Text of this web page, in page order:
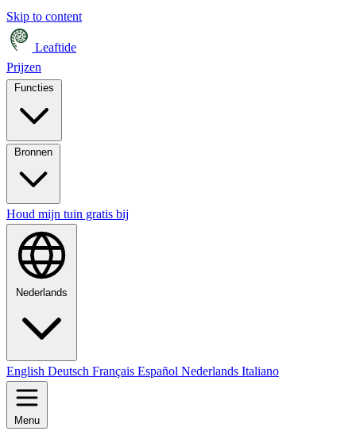
Skip to content
Leaftide
Prijzen
Houd mijn tuin gratis bij
Nederlands
English Deutsch Français Español Nederlands Italiano
Menu